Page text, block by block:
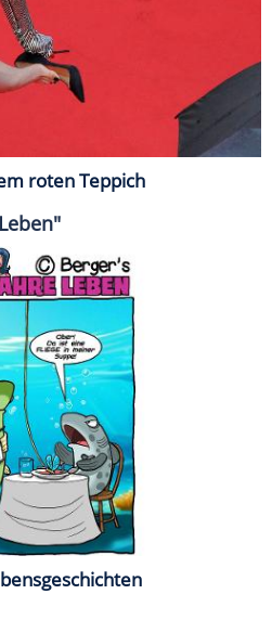
roten Teppich